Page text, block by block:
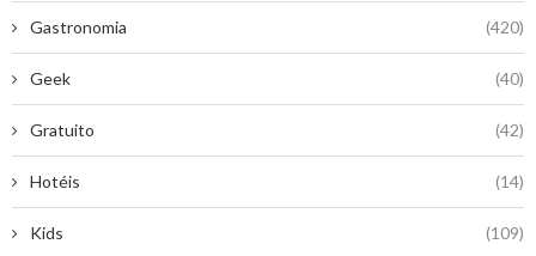
Gastronomia (420)
Geek (40)
Gratuito (42)
Hotéis (14)
Kids (109)